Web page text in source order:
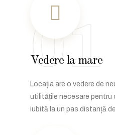
Vedere la mare
Locația are o vedere de
utilitățile necesare pentru
iubită la un pas distanță
01